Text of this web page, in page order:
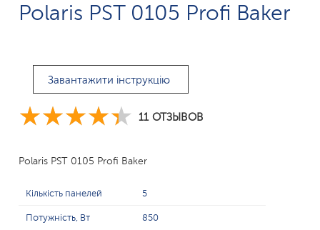
Polaris PST 0105 Profi Baker
Завантажити інструкцію
11 ОТЗЫВОВ
Polaris PST 0105 Profi Baker
Кількість панелей 5
Потужність, Вт 850